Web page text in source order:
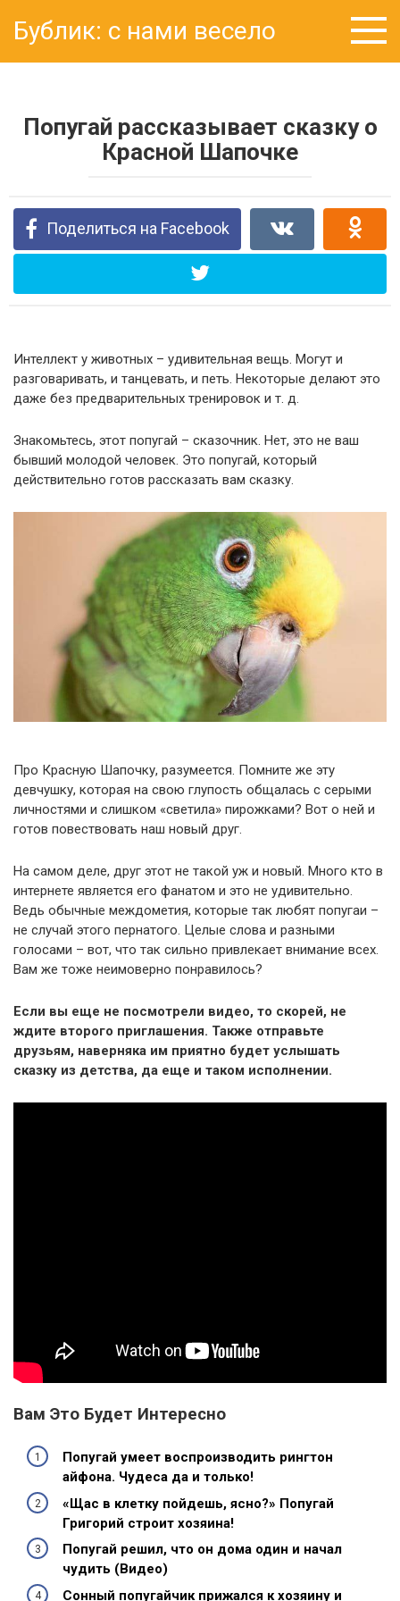
контенту
Бублик: с нами весело
Попугай рассказывает сказку о
Красной Шапочке
Поделиться на Facebook
Интеллект у животных – удивительная вещь. Могут и
разговаривать, и танцевать, и петь. Некоторые делают это
даже без предварительных тренировок и т. д.
Знакомьтесь, этот попугай – сказочник. Нет, это не ваш
бывший молодой человек. Это попугай, который
действительно готов рассказать вам сказку.
Про Красную Шапочку, разумеется. Помните же эту
девчушку, которая на свою глупость общалась с серыми
личностями и слишком «светила» пирожками? Вот о ней и
готов повествовать наш новый друг.
На самом деле, друг этот не такой уж и новый. Много кто в
интернете является его фанатом и это не удивительно.
Ведь обычные междометия, которые так любят попугаи –
не случай этого пернатого. Целые слова и разными
голосами – вот, что так сильно привлекает внимание всех.
Вам же тоже неимоверно понравилось?
Если вы еще не посмотрели видео, то скорей, не
ждите второго приглашения. Также отправьте
друзьям, наверняка им приятно будет услышать
сказку из детства, да еще и таком исполнении.
Вам Это Будет Интересно
Попугай умеет воспроизводить рингтон
айфона. Чудеса да и только!
«Щас в клетку пойдешь, ясно?» Попугай
Григорий строит хозяина!
Попугай решил, что он дома один и начал
чудить (Видео)
Сонный попугайчик прижался к хозяину и